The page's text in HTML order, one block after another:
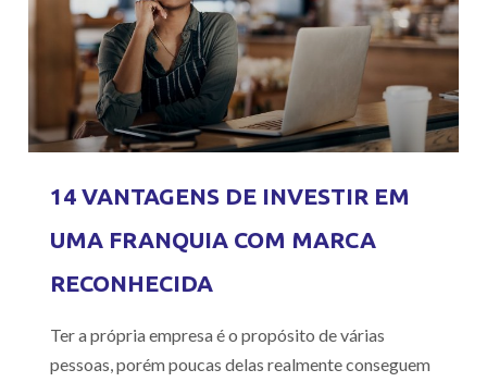
14 VANTAGENS DE INVESTIR EM
UMA FRANQUIA COM MARCA
RECONHECIDA
Ter a própria empresa é o propósito de várias
pessoas, porém poucas delas realmente conseguem